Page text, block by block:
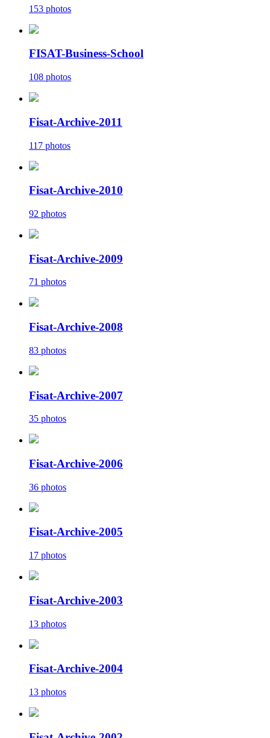
153 photos
FISAT-Business-School
108 photos
Fisat-Archive-2011
117 photos
Fisat-Archive-2010
92 photos
Fisat-Archive-2009
71 photos
Fisat-Archive-2008
83 photos
Fisat-Archive-2007
35 photos
Fisat-Archive-2006
36 photos
Fisat-Archive-2005
17 photos
Fisat-Archive-2003
13 photos
Fisat-Archive-2004
13 photos